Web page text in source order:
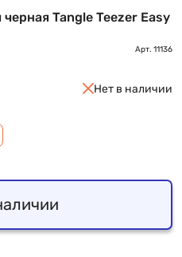
Tangle Teezer Easy
Арт. 11136
Нет в наличии